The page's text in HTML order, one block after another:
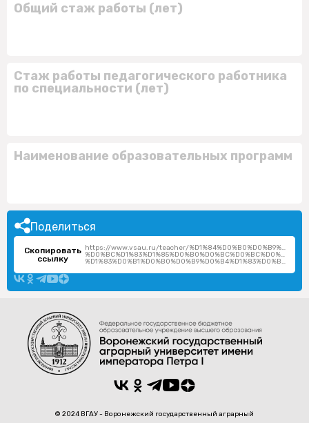
Общий стаж работы (лет)
Стаж работы педагогического работника
по специальности (лет)
Наименование образовательных программ
Поделиться
Скопировать
ссылку
https://www.vsau.ru/teacher/
%D1%83%D0%B1%D0%B0%D0%B9%D0%B4%D1%83%D0%BB%D0%BB%D0%BE%D0%B5%D0%B2%D0%B8%D1%87/
© 2024 ВГАУ - Воронежский государственный аграрный